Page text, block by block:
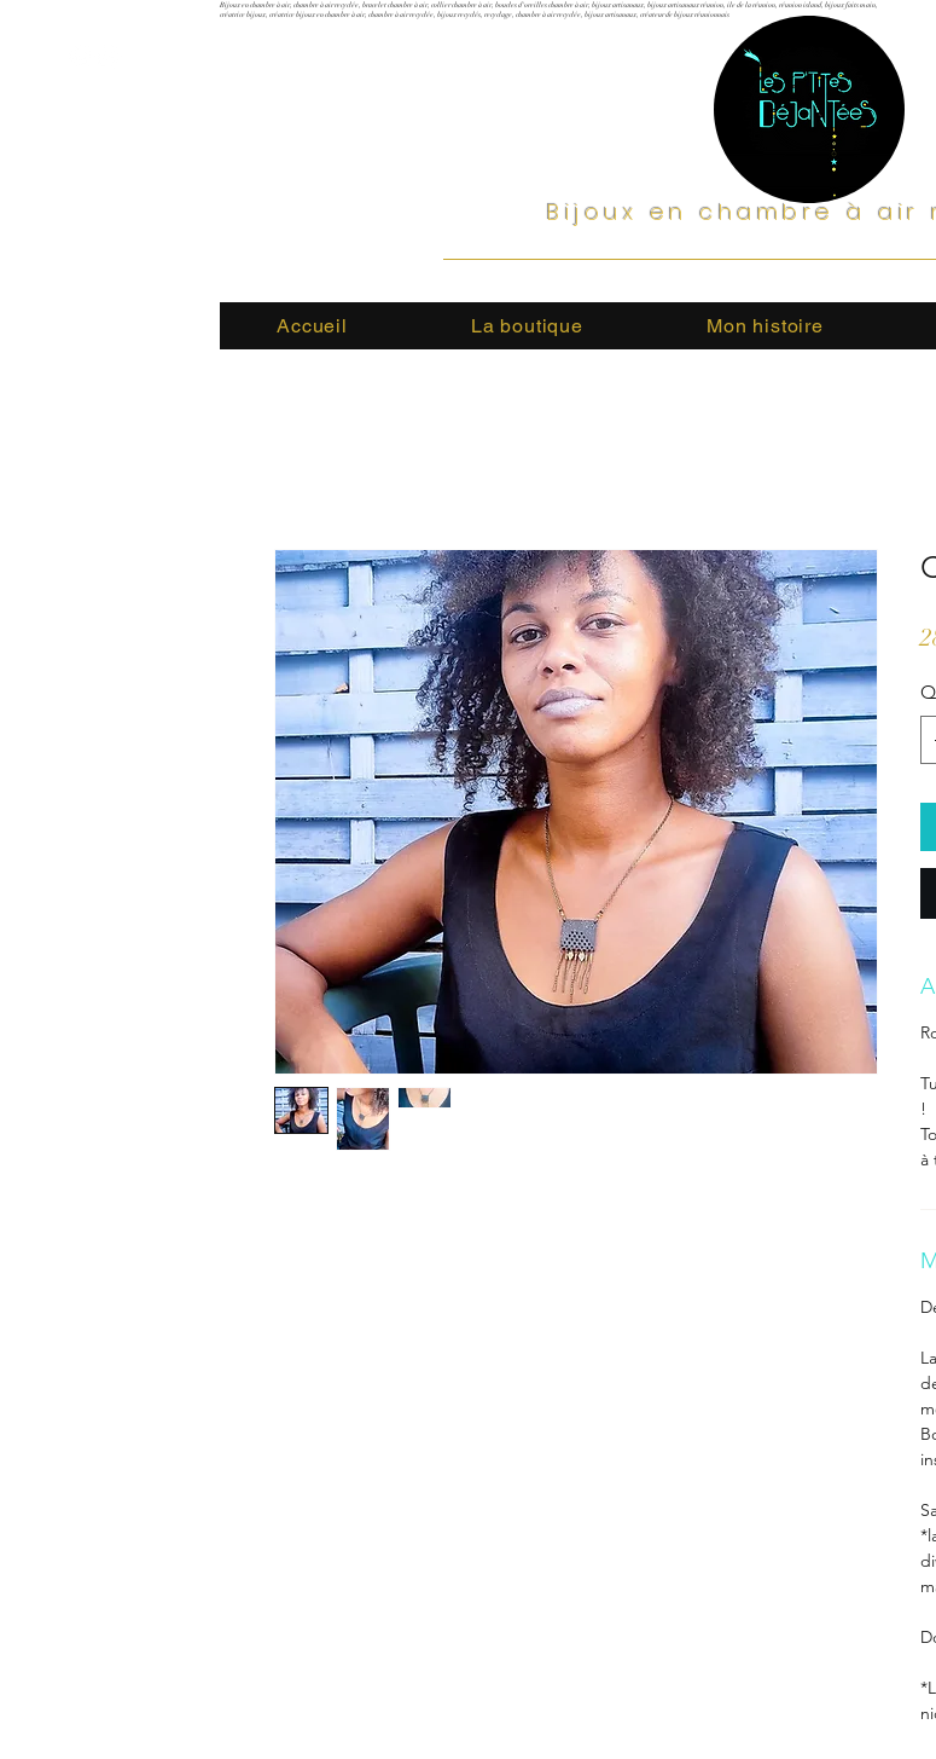
Bijoux en chambre à air, chambre à air recyclée, bracelet chambre à air, collier chambre à air, boucles d'oreilles chambre à air, bijoux artisanaux, bijoux artisanaux réunion, ile de la réunion, réunion island, bijoux faits main,
créatrice bijoux, créatrice bijoux en chambre à air, chambre à air recyclée, bijoux recyclés, recyclage, chambre à air recyclée, bijoux artisanaux, créateur de bijoux réunionnais
Bijoux en chambre à air
Accueil La boutique Mon histoire
!
à